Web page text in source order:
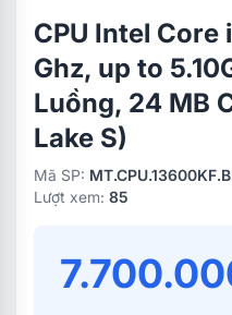
CPU Intel Core
Ghz, up to
Luồng, 24 MB
Lake S)
Mã SP:
Lượt xem: 85